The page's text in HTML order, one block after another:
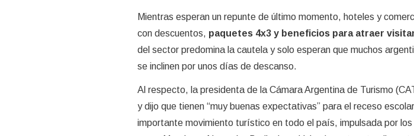
Mientras esperan un repunte de último momento, hoteles y
con descuentos, paquetes 4x3 y beneficios para atraer
del sector predomina la cautela y solo esperan que muchos
se inclinen por unos días de descanso.
Al respecto, la presidenta de la Cámara Argentina de Turismo
y dijo que tienen “muy buenas expectativas” para el receso
importante movimiento turístico en todo el país, impulsada por